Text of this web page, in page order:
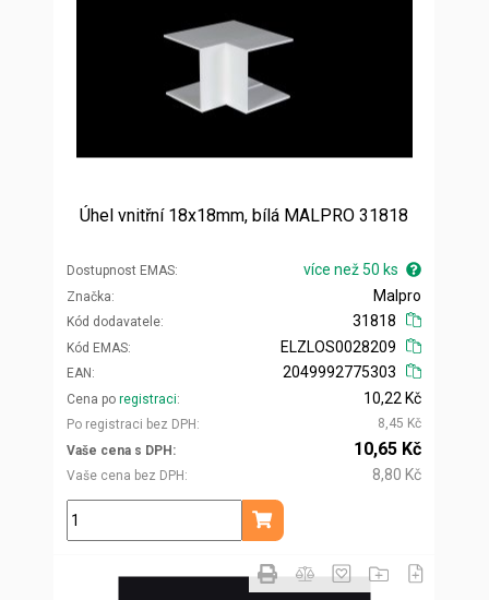
Úhel vnitřní 18x18mm, bílá MALPRO 31818
Dostupnost EMAS více než 50 ks
Značka
Kód dodavatele
Malpro
31818
Kód EMAS
EAN
ELZLOS0028209
2049992775303
Cena po registraci
Po registraci bez DPH
10,22 Kč
8,45 Kč
Vaše cena s DPH
Vaše cena bez DPH
10,65 Kč
8,80 Kč
ks
Přidat do košíku